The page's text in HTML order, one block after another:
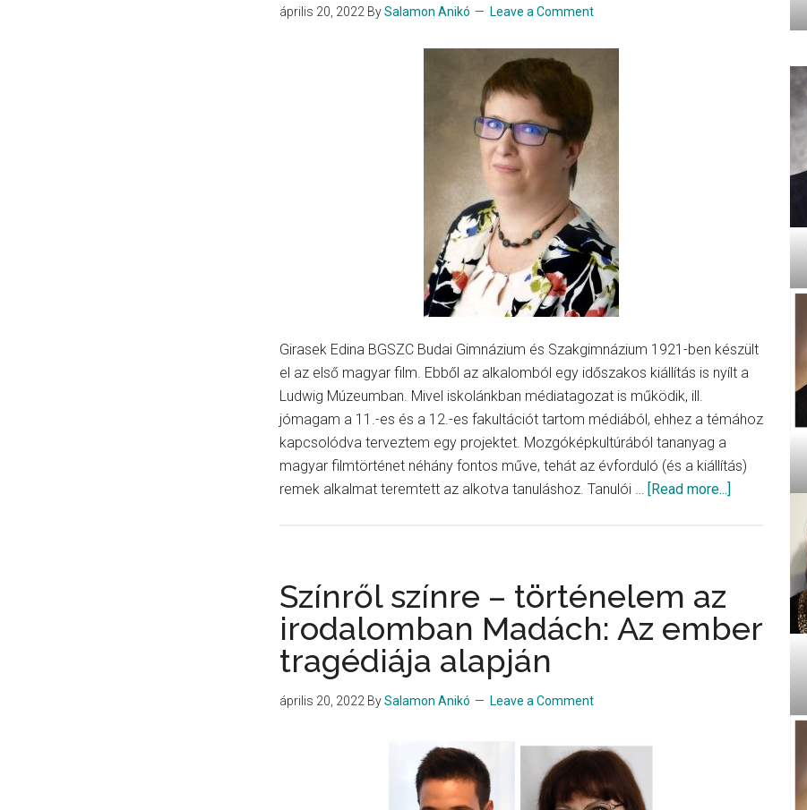
a
április 20, 2022 BySalamon Anikó Leave a Comment
Girasek Edina BGSZC Budai Gimnázium és Szakgimnázium 1921-ben készült
el az első magyar film. Ebből az alkalomból egy időszakos kiállítás is nyílt a
Ludwig Múzeumban. Mivel iskolánkban médiatagozat is működik, ill.
jómagam a 11.-es és a 12.-es fakultációt tartom médiából, ehhez a témához
kapcsolódva terveztem egy projektet. Mozgóképkultúrából tananyag a
magyar filmtörténet néhány fontos műve, tehát az évforduló (és a kiállítás)
remek alkalmat teremtett az alkotva tanuláshoz. Tanulói …
[Read more...]
Színről színre – történelem az
irodalomban Madách: Az ember
tragédiája alapján
április 20, 2022 BySalamon Anikó Leave a Comment